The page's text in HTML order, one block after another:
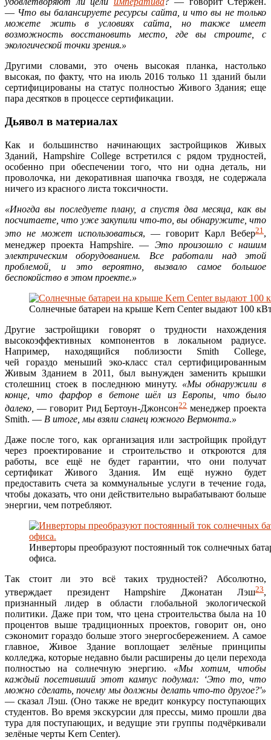
— Что вы балансируете ресурсы сайта, и что вы не только
можете жить в условиях сайта, но также имеет
возможность восстановить место, где вы строите, с
экологической точки зрения.»
Другими словами, это очень высокая планка, настолько
высокая, по факту, что на июль 2016 только 11 зданий были
сертифицированы на статус полностью Живого Здания; еще
пара десятков в процессе сертификации.
Дьявол в материалах
Как и большинство начинающих застройщиков Живых
Зданий, Hampshire College встретился с рядом трудностей,
особенно при обеспечении того, что ни одна деталь, ни
проволочка, ни декоративная шапочка гвоздя, не содержала
ничего из красного листа токсичности.
«Иногда вы последуете плану, а спустя два месяца, как вы
посчитаете, что уже закупили что-то, вы обнаружите, что
это не может использоваться, — говорит Карл Вебер21,
менеджер проекта Hampshire. — Это произошло с нашим
электрическим оборудованием. Все работали над этой
проблемой, и это вероятно, вызвало самое большое
беспокойство в этом проекте.»
Солнечные батареи на крыше Kern Center выдают 100
Другие застройщики говорят о трудности нахождения
высокоэффективных компонентов в локальном радиусе.
Например, находящийся поблизости Smith College,
чей гораздо меньший эко-класс стал сертифицированным
Живым Зданием в 2011, был вынужден заменить крышки
столешниц стоек в последнюю минуту. «Мы обнаружили в
конце, что фарфор в бетоне шёл из Европы, что было
далеко, — говорит Рид Бертоун-Джонсон22менеджер проекта
Smith. — В итоге, мы взяли сланец южного Вермонта.»
Даже после того, как организация или застройщик пройдут
через проектирование и строительство и откроются для
работы, все ещё не будет гарантии, что они получат
сертификат Живого Здания. Им ещё нужно будет
предоставить счета за коммунальные услуги в течение года,
чтобы доказать, что они действительно вырабатывают больше
энергии, чем потребляют.
Инверторы преобразуют постоянный ток солнечных
офиса.
Так стоит ли это всё таких трудностей? Абсолютно,
утверждает президент Hampshire Джонатан Лэш23,
признанный лидер в области глобальной экологической
политики. Даже при том, что цена строительства была на 10
процентов выше традиционных проектов, говорит он, оно
сэкономит гораздо больше этого энергосбережением. А самое
главное, Живое Здание воплощает зелёные принципы
колледжа, которые недавно были расширены до цели перехода
полностью на солнечную энергию. «Мы хотим, чтобы
каждый посетивший этот кампус подумал: ‘Это то, что
можно сделать, почему мы должны делать что-то другое?'»
— сказал Лэш. (Оно также не вредит конкурсу поступающих
студентов. Во время экскурсии для прессы, мимо прошли два
тура для поступающих, и ведущие эти группы подчёркивали
зелёные черты Kern Center).